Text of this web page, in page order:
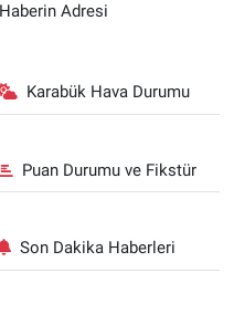
Adresi
Karabük Hava Durumu
Puan Durumu ve Fikstür
Son Dakika Haberleri